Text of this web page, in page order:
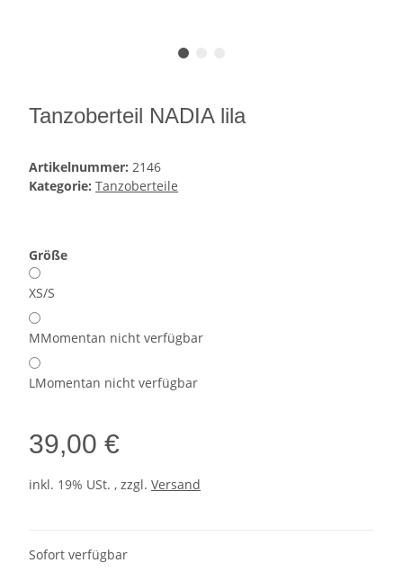
Tanzoberteil NADIA lila
Artikelnummer: 2146
Kategorie: Tanzoberteile
Größe
XS/S
MMomentan nicht verfügbar
LMomentan nicht verfügbar
39,00 €
inkl. 19% USt. , zzgl. Versand
Sofort verfügbar